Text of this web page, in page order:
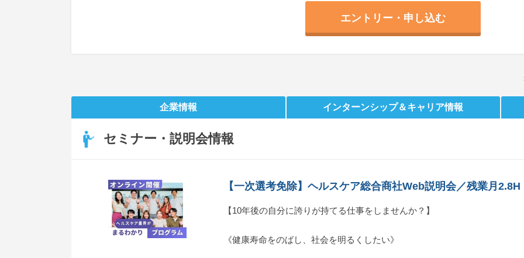
エントリー・申し込む
企業情報 インターンシップ＆キャリア情報
セミナー・説明会情報
【一次選考免除】ヘルスケア総合商社Web説明会／残業月2.8H
【10年後の自分に誇りが持てる仕事をしませんか？】
《健康寿命をのばし、社会を明るくしたい》